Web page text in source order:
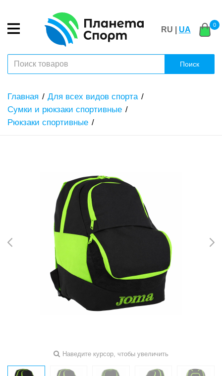
RU | UA
0
Поиск
Главная
Для всех видов спорта
Сумки и рюкзаки спортивные
Рюкзаки спортивные
Наведите курсор, чтобы увеличить